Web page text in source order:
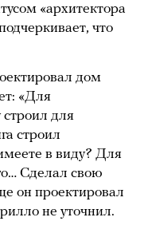
«архитектора
что
дом
«Для
строил для
строил
в виду? Для
Сделал свою
он проектировал
не уточнил.